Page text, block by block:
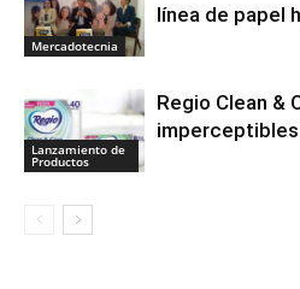
Mercadotecnia
línea de papel
Lanzamiento de
Productos
Regio Clean &
imperceptibles